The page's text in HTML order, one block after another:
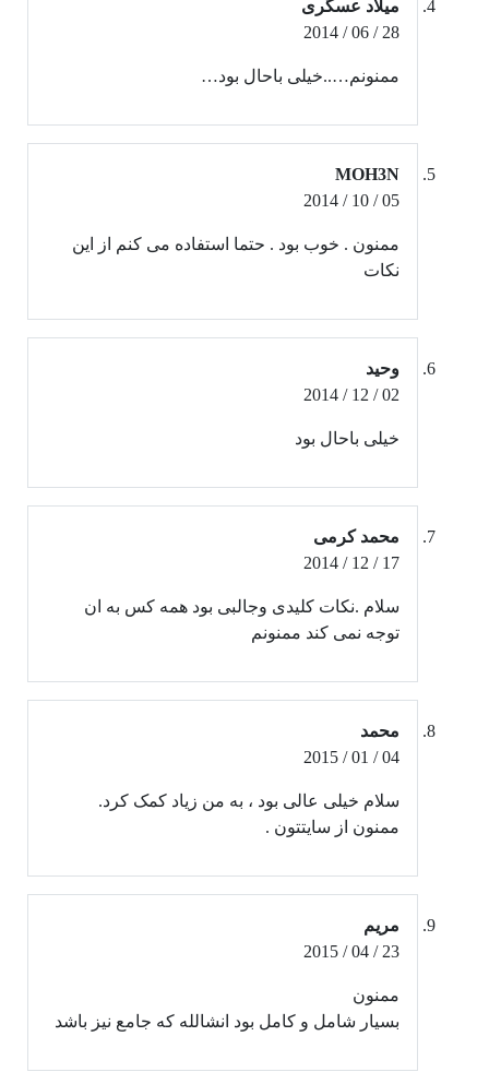
میلاد عسگری
28 / 06 / 2014
ممنونم…..خیلی باحال بود…
MOH3N
05 / 10 / 2014
ممنون . خوب بود . حتما استفاده می کنم از این
نکات
وحید
02 / 12 / 2014
خیلی باحال بود
محمد کرمی
17 / 12 / 2014
سلام .نکات کلیدی وجالبی بود همه کس به ان
توجه نمی کند ممنونم
محمد
04 / 01 / 2015
سلام خیلی عالی بود ، به من زیاد کمک کرد.
ممنون از سایتتون .
مریم
23 / 04 / 2015
ممنون
بسیار شامل و کامل بود انشالله که جامع نیز باشد